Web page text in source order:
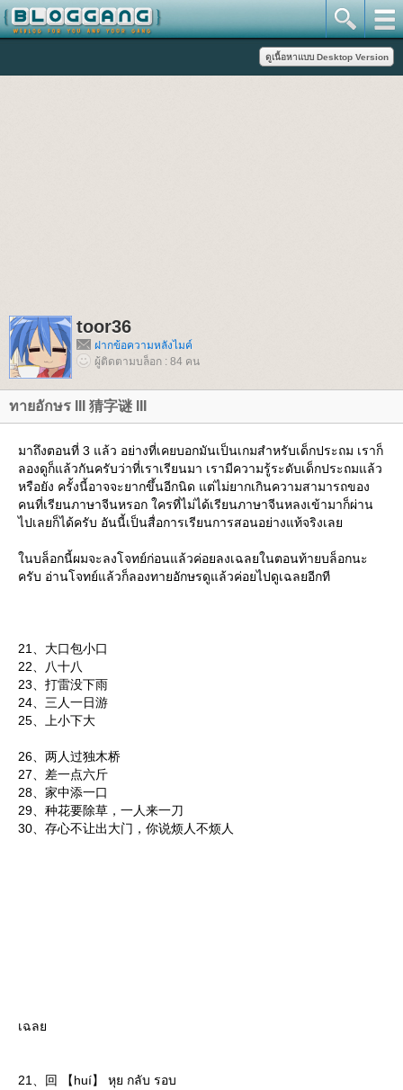
toor36
ฝากข้อความหลังไมค์
ผู้ติดตามบล็อก : 84 คน
ทายอักษร III 猜字谜 III
มาถึงตอนที่ 3 แล้ว อย่างที่เคยบอกมันเป็นเกมสำหรับเด็กประถม เราก็
ลองดูก็แล้วกันครับว่าที่เราเรียนมา เรามีความรู้ระดับเด็กประถมแล้ว
หรือยัง ครั้งนี้อาจจะยากขึ้นอีกนิด แต่ไม่ยากเกินความสามารถของ
คนที่เรียนภาษาจีนหรอก ใครที่ไม่ได้เรียนภาษาจีนหลงเข้ามาก็ผ่าน
ไปเลยก็ได้ครับ อันนี้เป็นสื่อการเรียนการสอนอย่างแท้จริงเล
นบล็อกนี้ผมจะลงโจทย์ก่อนแล้วค่อยลงเฉลยในตอนท้ายบล็อกนะ
ครับ อ่านโจทย์แล้วก็ลองทายอักษรดูแล้วค่อยไปดูเฉลยอีกที
21、大口包小口
22、八十八
23、打雷没下雨
24、三人一日游
25、上小下大
26、两人过独木桥
27、差一点六斤
28、家中添一口
29、种花要除草，一人来一刀
30、存心不让出大门，你说烦人不烦人
เฉล
21、回 【huí】 หุย กลับ รอบ